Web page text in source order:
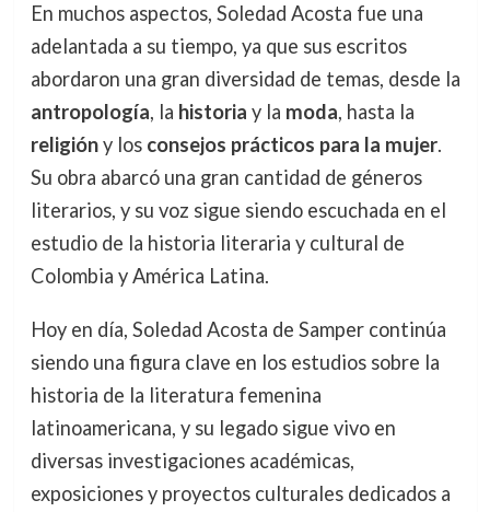
En muchos aspectos, Soledad Acosta fue una
adelantada a su tiempo, ya que sus escritos
abordaron una gran diversidad de temas, desde la
antropología, la historia y la moda, hasta la
religióny los consejos prácticos para la mujer.
Su obra abarcó una gran cantidad de géneros
literarios, y su voz sigue siendo escuchada en el
estudio de la historia literaria y cultural de
Colombia y América Latina.
Hoy en día, Soledad Acosta de Samper continúa
siendo una figura clave en los estudios sobre la
historia de la literatura femenina
latinoamericana, y su legado sigue vivo en
diversas investigaciones académicas,
exposiciones y proyectos culturales dedicados a